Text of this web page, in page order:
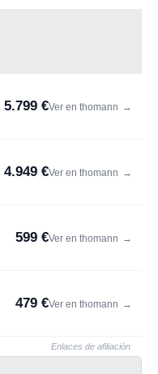
5.799 €Ver en thomann →
4.949 €Ver en thomann →
599 €Ver en thomann →
479 €Ver en thomann →
Enlaces de afiliación